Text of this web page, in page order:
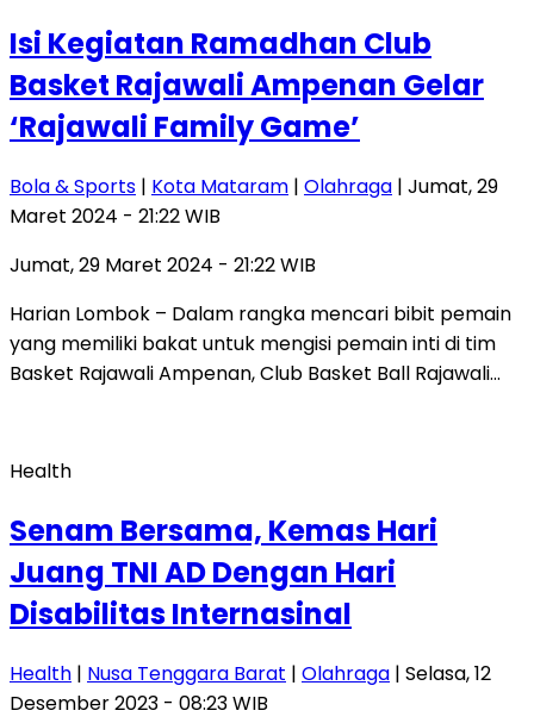
Isi Kegiatan Ramadhan Club
Basket Rajawali Ampenan Gelar
‘Rajawali Family Game’
Bola & Sports | Kota Mataram | Olahraga | Jumat, 29
Maret 2024 - 21:22 WIB
Jumat, 29 Maret 2024 - 21:22 WIB
Harian Lombok – Dalam rangka mencari bibit pemain
yang memiliki bakat untuk mengisi pemain inti di tim
Basket Rajawali Ampenan, Club Basket Ball Rajawali…
Health
Senam Bersama, Kemas Hari
Juang TNI AD Dengan Hari
Disabilitas Internasinal
Health | Nusa Tenggara Barat | Olahraga | Selasa, 12
Desember 2023 - 08:23 WIB